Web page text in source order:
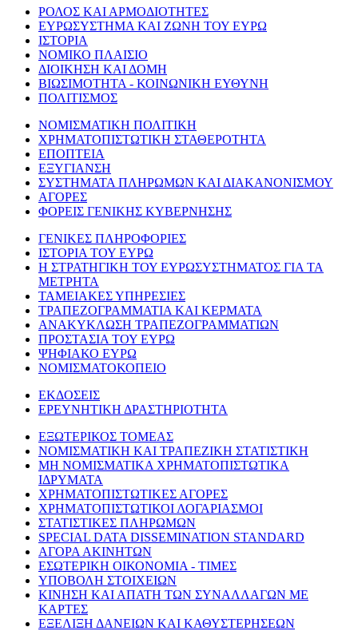
ΡΟΛΟΣ ΚΑΙ ΑΡΜΟΔΙΟΤΗΤΕΣ
ΕΥΡΩΣΥΣΤΗΜΑ ΚΑΙ ΖΩΝΗ ΤΟΥ ΕΥΡΩ
ΙΣΤΟΡΙΑ
ΝΟΜΙΚΟ ΠΛΑΙΣΙΟ
ΔΙΟΙΚΗΣΗ ΚΑΙ ΔΟΜΗ
ΒΙΩΣΙΜΟΤΗΤΑ - ΚΟΙΝΩΝΙΚΗ ΕΥΘΥΝΗ
ΠΟΛΙΤΙΣΜΟΣ
ΝΟΜΙΣΜΑΤΙΚΗ ΠΟΛΙΤΙΚΗ
ΧΡΗΜΑΤΟΠΙΣΤΩΤΙΚΗ ΣΤΑΘΕΡΟΤΗΤΑ
ΕΠΟΠΤΕΙΑ
ΕΞΥΓΙΑΝΣΗ
ΣΥΣΤΗΜΑΤΑ ΠΛΗΡΩΜΩΝ ΚΑΙ ΔΙΑΚΑΝΟΝΙΣΜΟΥ
ΑΓΟΡΕΣ
ΦΟΡΕΙΣ ΓΕΝΙΚΗΣ ΚΥΒΕΡΝΗΣΗΣ
ΓΕΝΙΚΕΣ ΠΛΗΡΟΦΟΡΙΕΣ
ΙΣΤΟΡΙΑ ΤΟΥ ΕΥΡΩ
Η ΣΤΡΑΤΗΓΙΚΗ ΤΟΥ ΕΥΡΩΣΥΣΤΗΜΑΤΟΣ ΓΙΑ ΤΑ
ΜΕΤΡΗΤΑ
ΤΑΜΕΙΑΚΕΣ ΥΠΗΡΕΣΙΕΣ
ΤΡΑΠΕΖΟΓΡΑΜΜΑΤΙΑ ΚΑΙ ΚΕΡΜΑΤΑ
ΑΝΑΚΥΚΛΩΣΗ ΤΡΑΠΕΖΟΓΡΑΜΜΑΤΙΩΝ
ΠΡΟΣΤΑΣΙΑ ΤΟΥ ΕΥΡΩ
ΨΗΦΙΑΚΟ ΕΥΡΩ
ΝΟΜΙΣΜΑΤΟΚΟΠΕΙΟ
ΕΚΔΟΣΕΙΣ
ΕΡΕΥΝΗΤΙΚΗ ΔΡΑΣΤΗΡΙΟΤΗΤΑ
ΕΞΩΤΕΡΙΚΟΣ ΤΟΜΕΑΣ
ΝΟΜΙΣΜΑΤΙΚΗ ΚΑΙ ΤΡΑΠΕΖΙΚΗ ΣΤΑΤΙΣΤΙΚΗ
ΜΗ ΝΟΜΙΣΜΑΤΙΚΑ ΧΡΗΜΑΤΟΠΙΣΤΩΤΙΚΑ
ΙΔΡΥΜΑΤΑ
ΧΡΗΜΑΤΟΠΙΣΤΩΤΙΚΕΣ ΑΓΟΡΕΣ
ΧΡΗΜΑΤΟΠΙΣΤΩΤΙΚΟΙ ΛΟΓΑΡΙΑΣΜΟΙ
ΣΤΑΤΙΣΤΙΚΕΣ ΠΛΗΡΩΜΩΝ
SPECIAL DATA DISSEMINATION STANDARD
ΑΓΟΡΑ ΑΚΙΝΗΤΩΝ
ΕΣΩΤΕΡΙΚΗ ΟΙΚΟΝΟΜΙΑ - ΤΙΜΕΣ
ΥΠΟΒΟΛΗ ΣΤΟΙΧΕΙΩΝ
ΚΙΝΗΣΗ ΚΑΙ ΑΠΑΤΗ ΤΩΝ ΣΥΝΑΛΛΑΓΩΝ ΜΕ
ΚΑΡΤΕΣ
ΕΞΕΛΙΞΗ ΔΑΝΕΙΩΝ ΚΑΙ ΚΑΘΥΣΤΕΡΗΣΕΩΝ